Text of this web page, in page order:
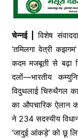
चेन्नई |
विशेष
‘तमिलगा वेत्री
कदम मजबूती से बढ़ा
दलों—भारतीय
विदुथलाई चिरुथैगल
का औपचारिक ऐलान
ने 234 सदस्यीय
‘जादुई आंकड़े’ को छू